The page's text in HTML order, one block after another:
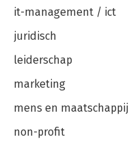
it-management / ict
juridisch
leiderschap
marketing
mens en maatschappij
non-profit